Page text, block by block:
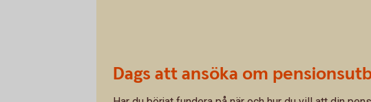
Dags att ansöka om